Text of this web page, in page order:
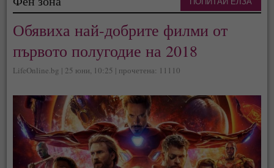
Обявиха най-добрите филми от
първото полугодие на 2018
LifeOnline.bg | 25 юни, 10:25 | прочетена: 11110